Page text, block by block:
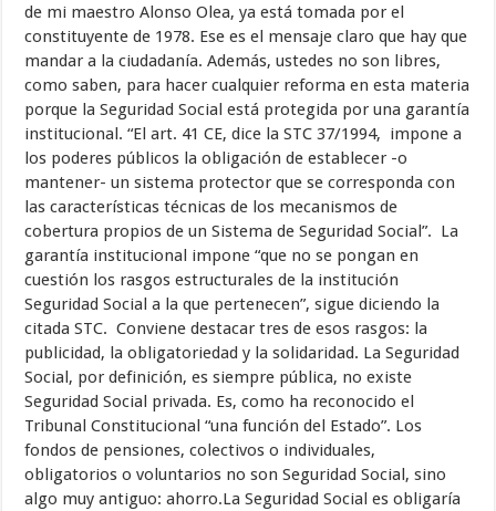
de mi maestro Alonso Olea, ya está tomada por el
constituyente de 1978. Ese es el mensaje claro que hay que
mandar a la ciudadanía. Además, ustedes no son libres,
como saben, para hacer cualquier reforma en esta materia
porque la Seguridad Social está protegida por una garantía
institucional. “El art. 41 CE, dice la STC 37/1994, impone a
los poderes públicos la obligación de establecer -o
mantener- un sistema protector que se corresponda con
las características técnicas de los mecanismos de
cobertura propios de un Sistema de Seguridad Social”. La
garantía institucional impone “que no se pongan en
cuestión los rasgos estructurales de la institución
Seguridad Social a la que pertenecen”, sigue diciendo la
citada STC. Conviene destacar tres de esos rasgos: la
publicidad, la obligatoriedad y la solidaridad. La Seguridad
Social, por definición, es siempre pública, no existe
Seguridad Social privada. Es, como ha reconocido el
Tribunal Constitucional “una función del Estado”. Los
fondos de pensiones, colectivos o individuales,
obligatorios o voluntarios no son Seguridad Social, sino
algo muy antiguo: ahorro.La Seguridad Social es obligaría